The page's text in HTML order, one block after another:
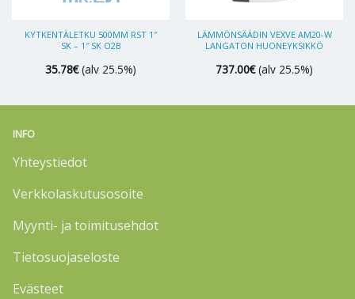
KYTKENTÄLETKU 500MM RST 1″
SK – 1″ SK O2B
35.78€ (alv 25.5%)
LÄMMÖNSÄÄDIN VEXVE AM20-W
LANGATON HUONEYKSIKKÖ
737.00€ (alv 25.5%)
INFO
Yhteystiedot
Verkkolaskutusosoite
Myynti- ja toimitusehdot
Tietosuojaseloste
Evästeet